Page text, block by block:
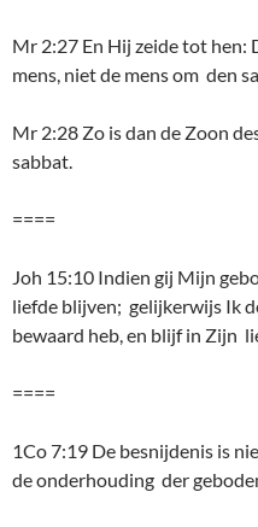
Mr 2:27 En Hij zeide tot hen:
mens, niet de mens om den
Mr 2:28 Zo is dan de Zoon
sabbat.
====
Joh 15:10 Indien gij Mijn
liefde blijven; gelijkerwijs Ik
bewaard heb, en blijf in Zijn
====
1Co 7:19 De besnijdenis is
de onderhouding der